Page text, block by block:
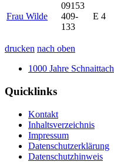
Frau Wilde
09153
409-
133
E 4
drucken nach oben
1000 Jahre Schnaittach
Quicklinks
Kontakt
Inhaltsverzeichnis
Impressum
Datenschutzerklärung
Datenschutzhinweis